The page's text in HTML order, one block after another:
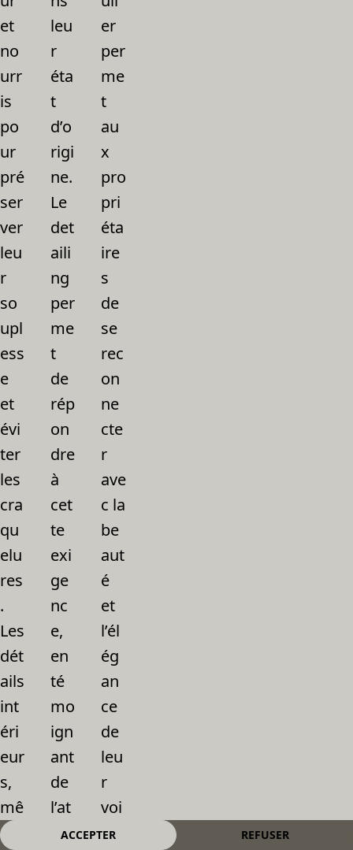
ACCEPTER REFUSER
et
no
urr
is
po
ur
pré
ser
ver
leu
r
so
upl
ess
e
et
évi
ter
les
cra
qu
elu
res
.
Les
dét
ails
int
éri
eur
s,
mê
me
leu
r
éta
t
d’o
rigi
ne.
Le
det
aili
ng
per
me
t
de
rép
on
dre
à
cet
te
exi
ge
nc
e,
en
té
mo
ign
ant
de
l’at
ten
er
per
me
t
au
x
pro
pri
éta
ire
s
de
se
rec
on
ne
cte
r
ave
c la
be
aut
é
et
l’él
ég
an
ce
de
leu
r
voi
tur